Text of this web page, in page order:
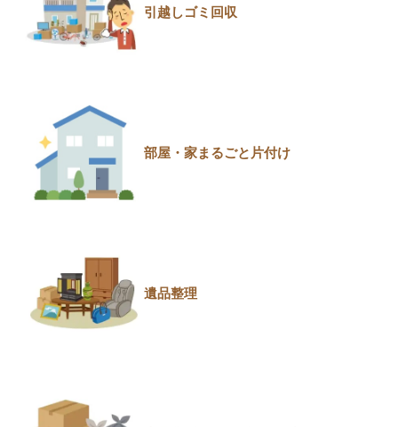
引越しゴミ回収
部屋・家まるごと片付け
遺品整理